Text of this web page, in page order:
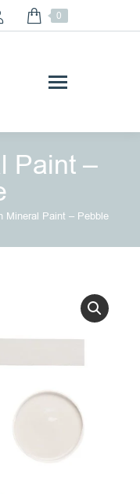
0
Paint –
Mineral Paint – Pebble